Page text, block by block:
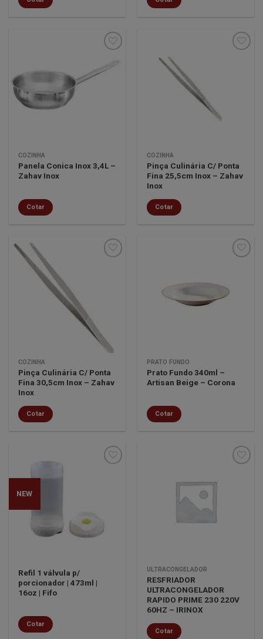
Minha
COZINHA
Panela Conica Inox 3,4L –
Zahav Inox
Cotar
COZINHA
Pinça Culinária C/ Ponta
Fina 25,5cm Inox – Zahav
Inox
Cotar
desejos
COZINHA
Pinça Culinária C/ Ponta
Fina 30,5cm Inox – Zahav
Inox
Cotar
Minha
lista de
PRATO FUNDO
Prato Fundo 340ml –
Artisan Beige – Corona
Cotar
NEW
Refil 1 válvula p/
porcionador | 473ml |
16oz | Fifo
Cotar
ULTRACONGELADOR
RESFRIADOR
ULTRACONGELADOR
RAPIDO PRIME 230 220V
60HZ – IRINOX
Cotar